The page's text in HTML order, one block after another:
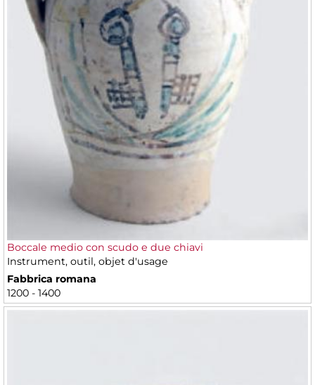
Boccale medio con scudo e due chiavi
Instrument, outil, objet d'usage
Fabbrica romana
1200 - 1400